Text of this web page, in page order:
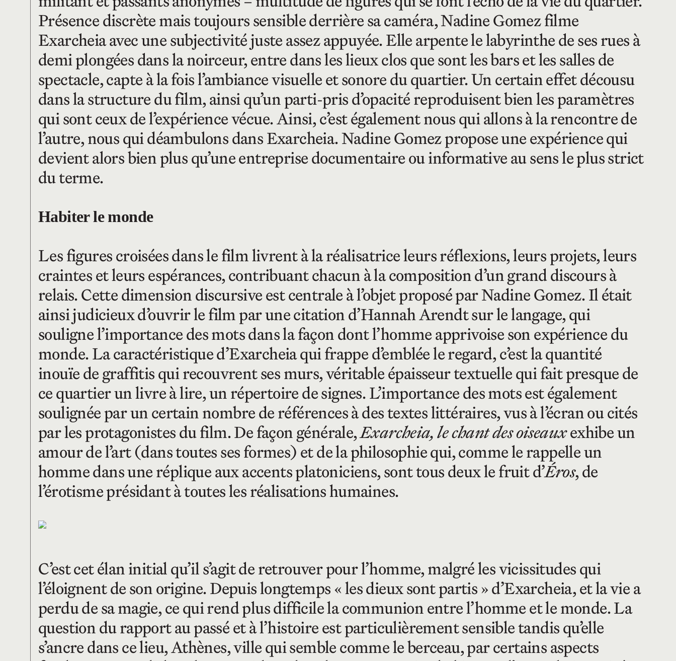
Présence discrète mais toujours sensible derrière sa caméra, Nadine Gomez filme
Exarcheia avec une subjectivité juste assez appuyée. Elle arpente le labyrinthe de ses rues à
demi plongées dans la noirceur, entre dans les lieux clos que sont les bars et les salles de
spectacle, capte à la fois l’ambiance visuelle et sonore du quartier. Un certain effet décousu
dans la structure du film, ainsi qu’un parti-pris d’opacité reproduisent bien les paramètres
qui sont ceux de l’expérience vécue. Ainsi, c’est également nous qui allons à la rencontre de
l’autre, nous qui déambulons dans Exarcheia. Nadine Gomez propose une expérience qui
devient alors bien plus qu’une entreprise documentaire ou informative au sens le plus strict
du terme.
Habiter le monde
Les figures croisées dans le film livrent à la réalisatrice leurs réflexions, leurs projets, leurs
craintes et leurs espérances, contribuant chacun à la composition d’un grand discours à
relais. Cette dimension discursive est centrale à l’objet proposé par Nadine Gomez. Il était
ainsi judicieux d’ouvrir le film par une citation d’Hannah Arendt sur le langage, qui
souligne l’importance des mots dans la façon dont l’homme apprivoise son expérience du
monde. La caractéristique d’Exarcheia qui frappe d’emblée le regard, c’est la quantité
inouïe de graffitis qui recouvrent ses murs, véritable épaisseur textuelle qui fait presque de
ce quartier un livre à lire, un répertoire de signes. L’importance des mots est également
soulignée par un certain nombre de références à des textes littéraires, vus à l’écran ou cités
par les protagonistes du film. De façon générale,Exarcheia, le chant des oiseauxexhibe un
amour de l’art (dans toutes ses formes) et de la philosophie qui, comme le rappelle un
homme dans une réplique aux accents platoniciens, sont tous deux le fruit d’Éros, de
l’érotisme présidant à toutes les réalisations humaines.
C’est cet élan initial qu’il s’agit de retrouver pour l’homme, malgré les vicissitudes qui
l’éloignent de son origine. Depuis longtemps « les dieux sont partis » d’Exarcheia, et la vie a
perdu de sa magie, ce qui rend plus difficile la communion entre l’homme et le monde. La
question du rapport au passé et à l’histoire est particulièrement sensible tandis qu’elle
s’ancre dans ce lieu, Athènes, ville qui semble comme le berceau, par certains aspects